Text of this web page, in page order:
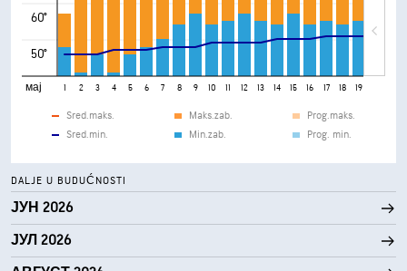
60°
50°
мај 1 2 3 4 5 6 7 8 9 10 11 12 13 14 15 16 17 18 19
Sred.maks.
Sred.min.
Maks.zab.
Min.zab.
Prog.maks.
Prog. min.
DALJE U BUDUĆNOSTI
ЈУН 2026
ЈУЛ 2026